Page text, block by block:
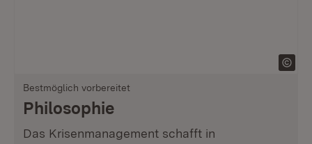
Bestmöglich vorbereitet
Philosophie
Das Krisenmanagement schafft in